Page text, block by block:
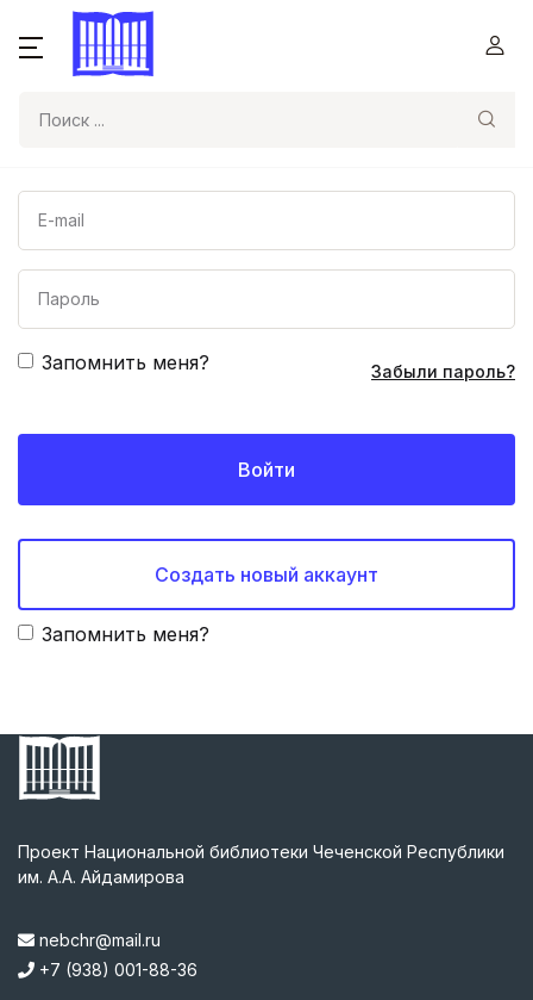
Запомнить меня? Забыли пароль?
Войти
Создать новый аккаунт
Запомнить меня?
Проект Национальной библиотеки Чеченской Республики
им. А.А. Айдамирова
nebchr@mail.ru
+7 (938) 001-88-36